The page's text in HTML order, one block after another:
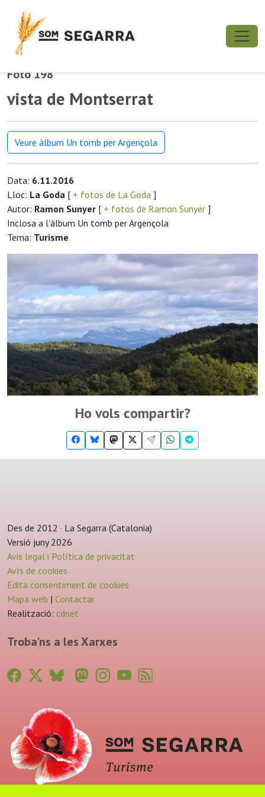
Foto 198
vista de Montserrat
Veure àlbum Un tomb per Argençola
Data: 6.11.2016
Lloc: La Goda [ + fotos de La Goda ]
Autor: Ramon Sunyer [ + fotos de Ramon Sunyer ]
Inclosa a l'àlbum Un tomb per Argençola
Tema: Turisme
Ho vols compartir?
Des de 2012 · La Segarra (Catalonia)
Versió juny 2026
Avis legal i Política de privacitat
Avís de cookies
Edita consentiment de cookies
Mapa web | Contactar
Realització: cdnet
Troba'ns a les Xarxes